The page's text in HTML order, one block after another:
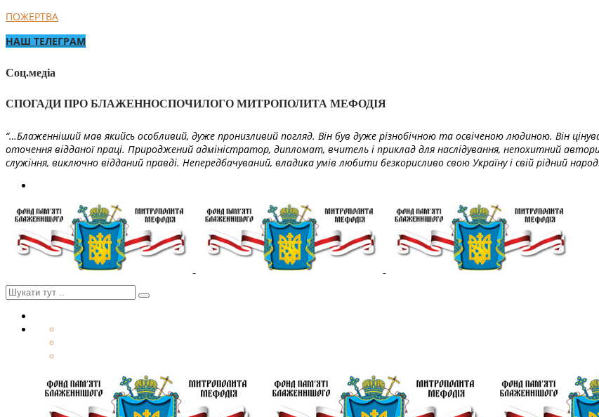
ПОЖЕРТВА
НАШ ТЕЛЕГРАМ
Соц.медіа
СПОГАДИ ПРО БЛАЖЕННОСПОЧИЛОГО МИТРОПОЛИТА МЕФОДІЯ
“…Блаженніший мав якийсь особливий, дуже пронизливий погляд. Він був дуже різнобічною та освіченою людиною. Він
оточення відданої праці. Природжений адміністратор, дипломат, вчитель і приклад для наслідування, непохитний
служіння, виключно відданий правді. Непередбачуваний, владика умів любити безкорисливо свою Україну і свій рідний